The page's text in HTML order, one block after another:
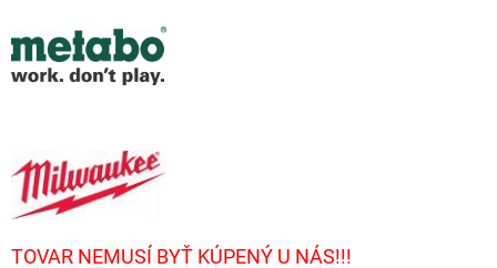
TOVAR NEMUSÍ BYŤ KÚPENÝ U NÁS!!!